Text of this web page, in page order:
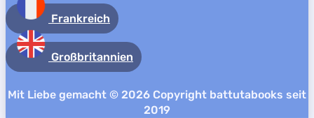
Frankreich
Großbritannien
Mit Liebe gemacht © 2026 Copyright battutabooks seit
2019